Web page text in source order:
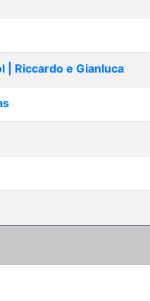
| Riccardo e Gianluca